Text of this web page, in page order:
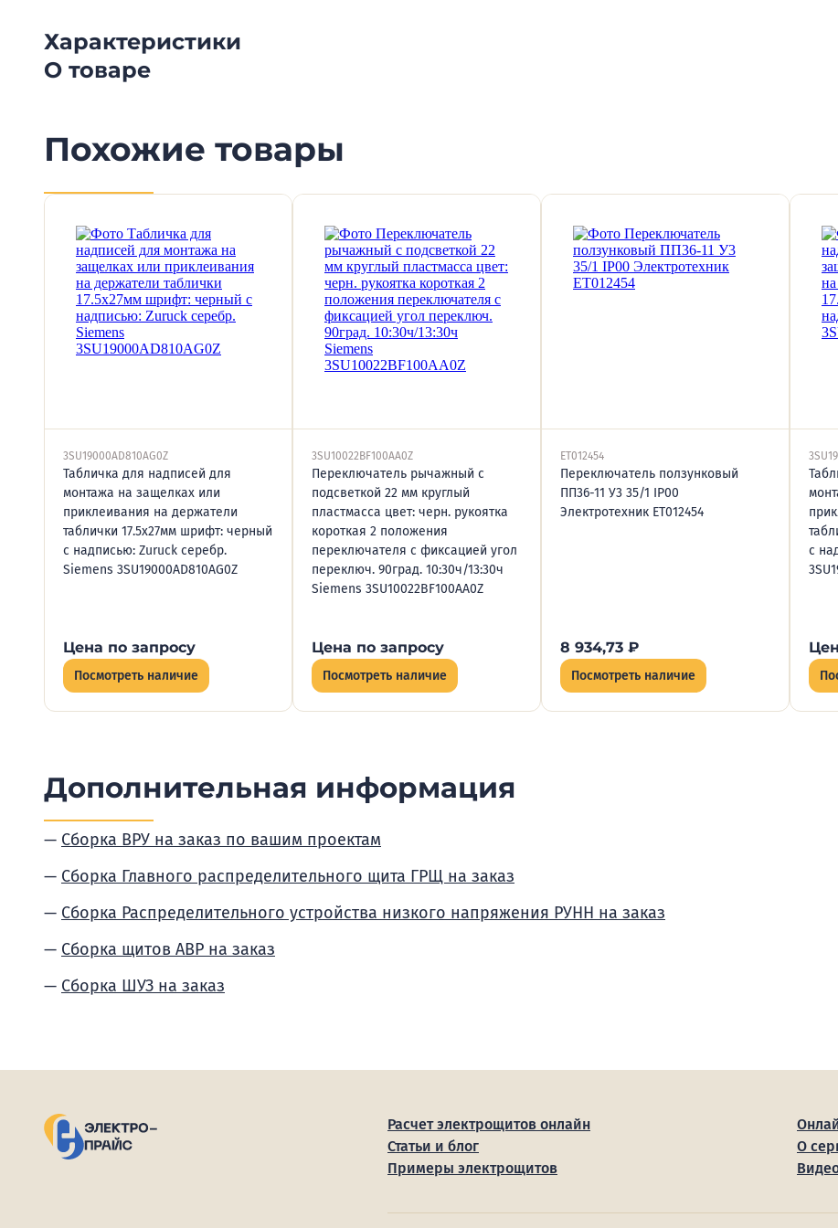
Характеристики
О товаре
Похожие товары
3SU19000AD810AG0Z
Табличка для надписей для
монтажа на защелках или
приклеивания на держатели
таблички 17.5х27мм шрифт: черный
с надписью: Zuruck серебр.
Siemens 3SU19000AD810AG0Z
Цена по запросу
Посмотреть наличие
3SU10022BF100AA0Z
Переключатель рычажный с
подсветкой 22 мм круглый
пластмасса цвет: черн. рукоятка
короткая 2 положения
переключателя с фиксацией угол
переключ. 90град. 10:30ч/13:30ч
Siemens 3SU10022BF100AA0Z
Цена по запросу
Посмотреть наличие
ET012454
Переключатель ползунковый
ПП36-11 У3 35/1 IP00
Электротехник ET012454
8 934,73 ₽
Посмотреть наличие
с
Дополнительная информация
Сборка ВРУ на заказ по вашим проектам
Сборка Главного распределительного щита ГРЩ на заказ
Сборка Распределительного устройства низкого напряжения РУНН на заказ
Сборка щитов АВР на заказ
Сборка ШУЗ на заказ
Расчет электрощитов онлайн
Статьи и блог
О
Примеры электрощитов